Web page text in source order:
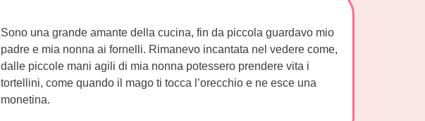
Sono una grande amante della cucina, fin da piccola guardavo mio
padre e mia nonna ai fornelli. Rimanevo incantata nel vedere come,
dalle piccole mani agili di mia nonna potessero prendere vita i
tortellini, come quando il mago ti tocca l’orecchio e ne esce una
monetina.